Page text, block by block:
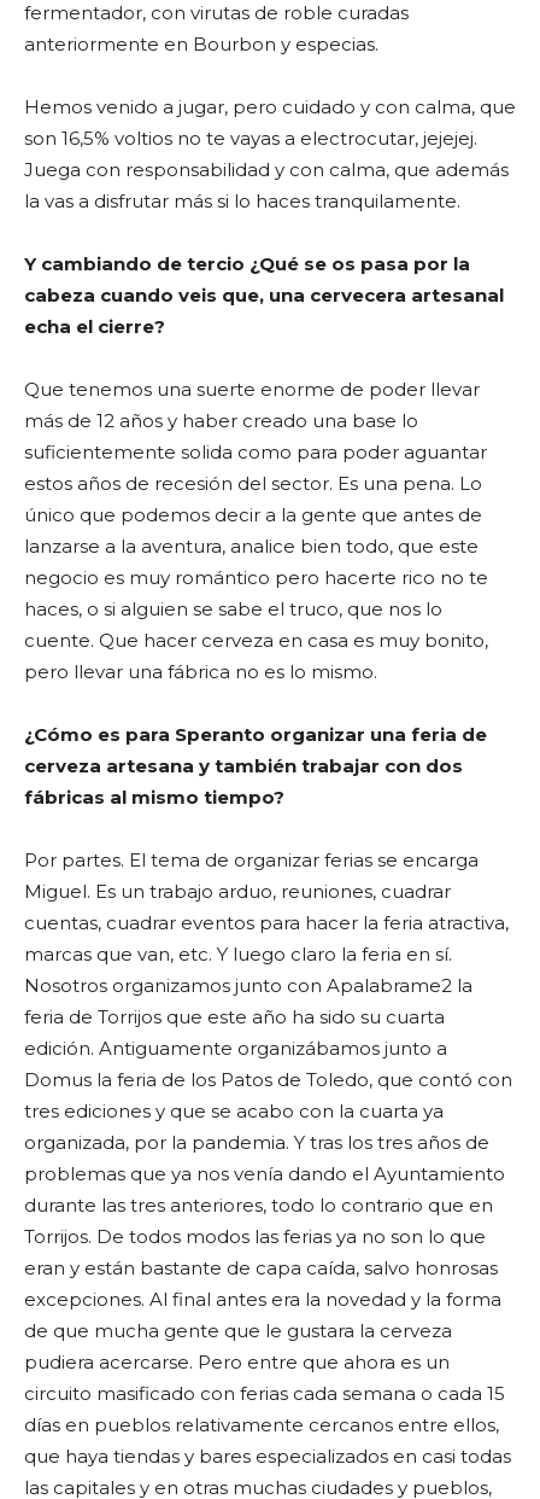
fermentador, con virutas de roble curadas
anteriormente en Bourbon y especias.
Hemos venido a jugar, pero cuidado y con calma, que
son 16,5% voltios no te vayas a electrocutar, jejejej.
Juega con responsabilidad y con calma, que además
la vas a disfrutar más si lo haces tranquilamente.
Y cambiando de tercio ¿Qué se os pasa por la
cabeza cuando veis que, una cervecera artesanal
echa el cierre?
Que tenemos una suerte enorme de poder llevar
más de 12 años y haber creado una base lo
suficientemente solida como para poder aguantar
estos años de recesión del sector. Es una pena. Lo
único que podemos decir a la gente que antes de
lanzarse a la aventura, analice bien todo, que este
negocio es muy romántico pero hacerte rico no te
haces, o si alguien se sabe el truco, que nos lo
cuente. Que hacer cerveza en casa es muy bonito,
pero llevar una fábrica no es lo mismo.
¿Cómo es para Speranto organizar una feria de
cerveza artesana y también trabajar con dos
fábricas al mismo tiempo?
Por partes. El tema de organizar ferias se encarga
Miguel. Es un trabajo arduo, reuniones, cuadrar
cuentas, cuadrar eventos para hacer la feria atractiva,
marcas que van, etc. Y luego claro la feria en sí.
Nosotros organizamos junto con Apalabrame2 la
feria de Torrijos que este año ha sido su cuarta
edición. Antiguamente organizábamos junto a
Domus la feria de los Patos de Toledo, que contó con
tres ediciones y que se acabo con la cuarta ya
organizada, por la pandemia. Y tras los tres años de
problemas que ya nos venía dando el Ayuntamiento
durante las tres anteriores, todo lo contrario que en
Torrijos. De todos modos las ferias ya no son lo que
eran y están bastante de capa caída, salvo honrosas
excepciones. Al final antes era la novedad y la forma
de que mucha gente que le gustara la cerveza
pudiera acercarse. Pero entre que ahora es un
circuito masificado con ferias cada semana o cada 15
días en pueblos relativamente cercanos entre ellos,
que haya tiendas y bares especializados en casi todas
las capitales y en otras muchas ciudades y pueblos,